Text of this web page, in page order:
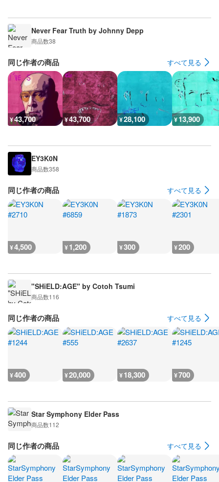
Never Fear Truth by Johnny Depp
商品数38
同じ作者の商品 すべて見る
¥43,700 ¥43,700 ¥28,100 ¥13,900
EY3K0N
商品数358
同じ作者の商品 すべて見る
¥4,500 ¥1,200 ¥300 ¥200
"SHiELD:AGE" by Cotoh Tsumi
商品数116
同じ作者の商品 すべて見る
¥400 ¥20,000 ¥18,300 ¥700
Star Symphony Elder Pass
商品数112
同じ作者の商品 すべて見る